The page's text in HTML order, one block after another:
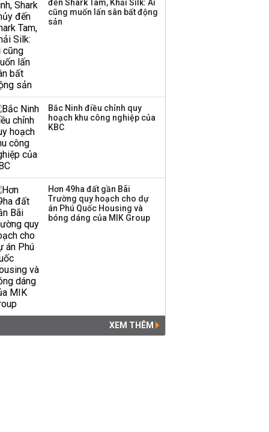
đến Shark Tam, Khải Silk: Ai
cũng muốn lấn sân bất động
sản
Bắc Ninh điều chỉnh quy
hoạch khu công nghiệp của
KBC
Hơn 49ha đất gần Bãi
Trường quy hoạch cho dự
án Phú Quốc Housing và
bóng dáng của MIK Group
XEM THÊM